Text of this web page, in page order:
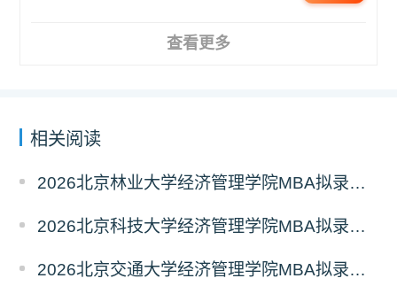
查看更多
相关阅读
2026北京林业大学经济管理学院MBA拟录取分析解读
2026北京科技大学经济管理学院MBA拟录取分析解读
2026北京交通大学经济管理学院MBA拟录取分析解读